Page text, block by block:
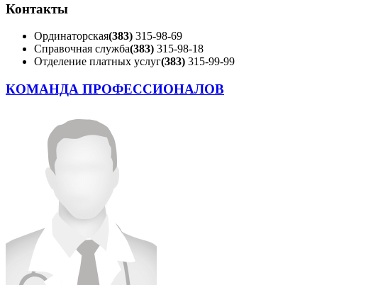
Контакты
Ординаторская(383) 315-98-69
Справочная служба(383) 315-98-18
Отделение платных услуг(383) 315-99-99
КОМАНДА ПРОФЕССИОНАЛОВ